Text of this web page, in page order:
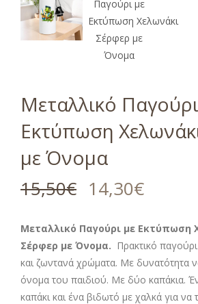
Μεταλλικό
Εκτύπωση
με Όνομα
15,50€ 14,30€
Μεταλλικό Παγούρι με Εκτύπωση
Σέρφερ με Όνομα. Πρακτικό
και ζωντανά χρώματα. Με δυνατότητα
όνομα του παιδιού. Με δύο καπάκια.
καπάκι και ένα βιδωτό με χαλκά για να